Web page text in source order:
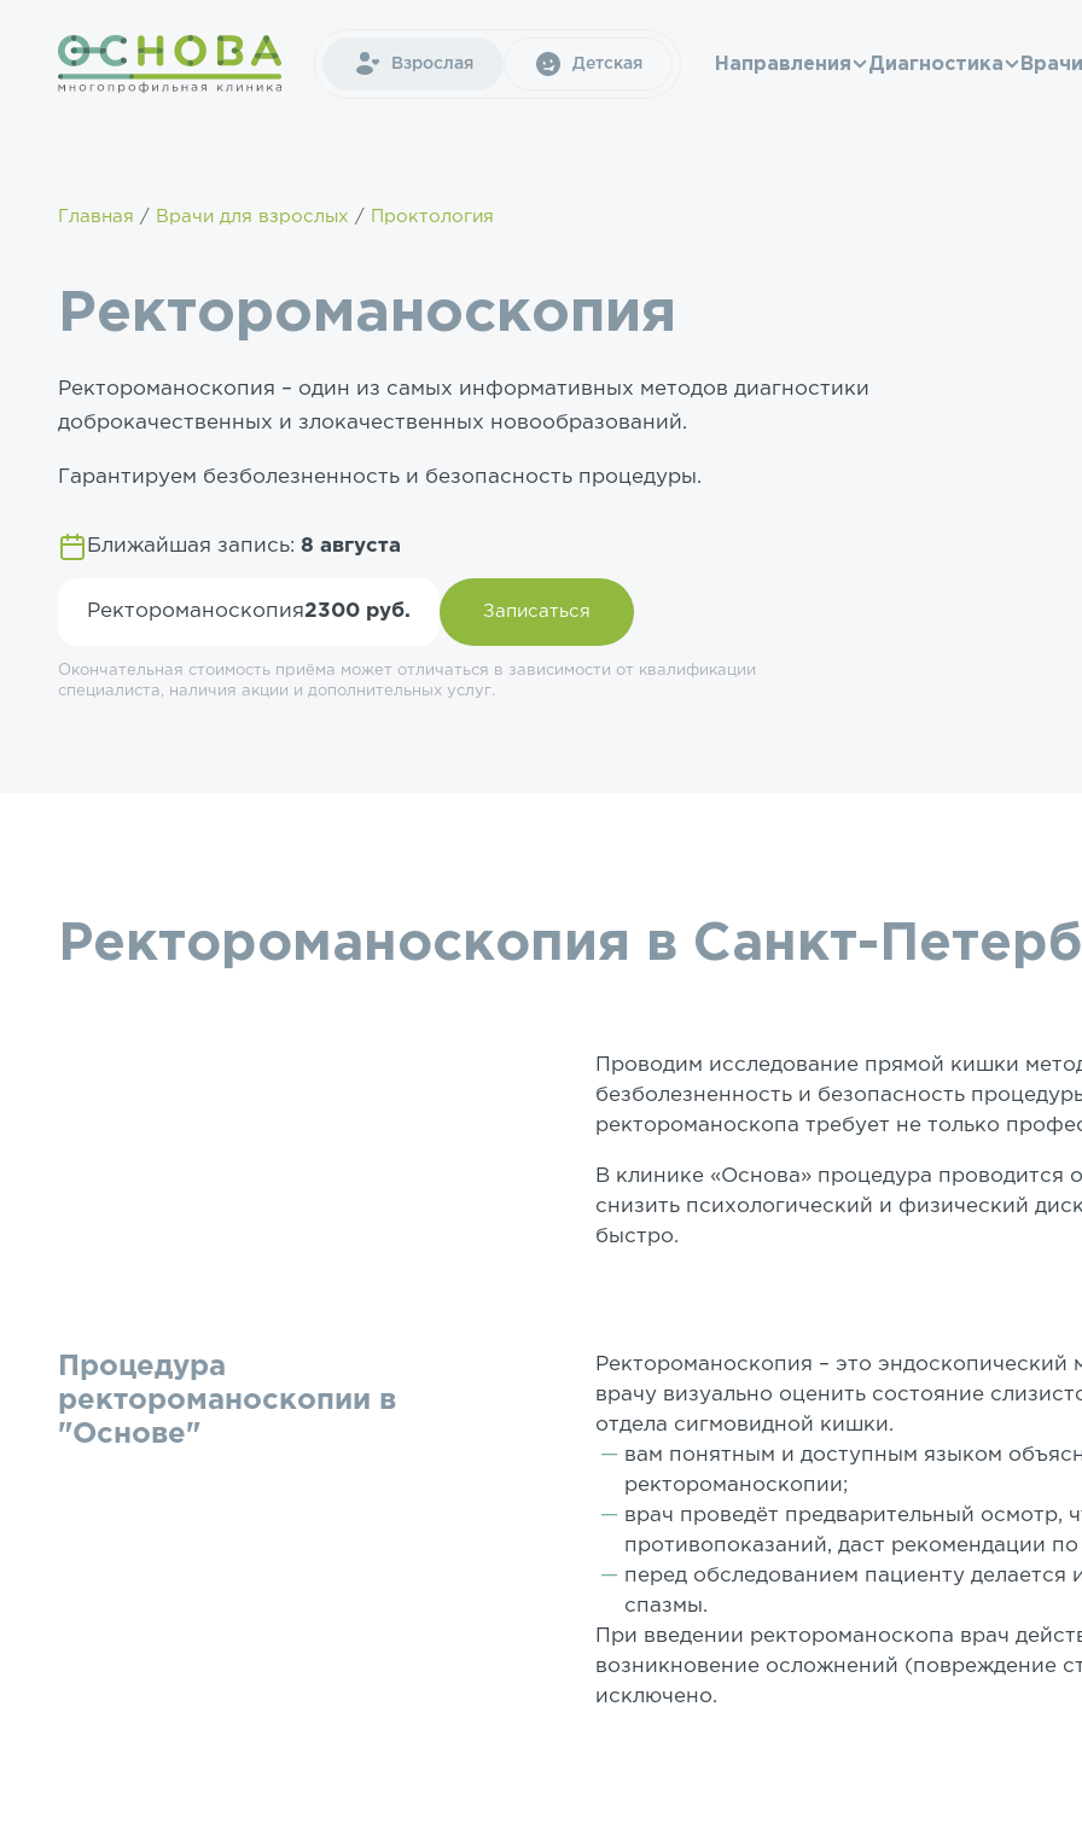
Взрослая Детская Направления Диагностика
Главная Врачи для взрослых Проктология
Ректороманоскопия
Ректороманоскопия – один из самых информативных методов диагностики
доброкачественных и злокачественных новообразований.
Гарантируем безболезненность и безопасность процедуры.
Ближайшая запись: 8 августа
Ректороманоскопия2300 руб. Записаться
Окончательная стоимость приёма может отличаться в зависимости от квалификации
специалиста, наличия акции и дополнительных услуг.
Ректороманоскопия в Санкт-
Проводим исследование прямой кишки
безболезненность и безопасность
ректороманоскопа требует не только
В клинике «Основа» процедура
снизить психологический и физический
быстро.
Процедура
ректороманоскопии в
"Основе"
Ректороманоскопия – это эндоскопический
врачу визуально оценить состояние
отдела сигмовидной кишки.
вам понятным и доступным языком
ректороманоскопии;
врач проведёт предварительный осмотр,
противопоказаний, даст рекомендации
перед обследованием пациенту
спазмы.
При введении ректороманоскопа врач
возникновение осложнений (повреждение
исключено.